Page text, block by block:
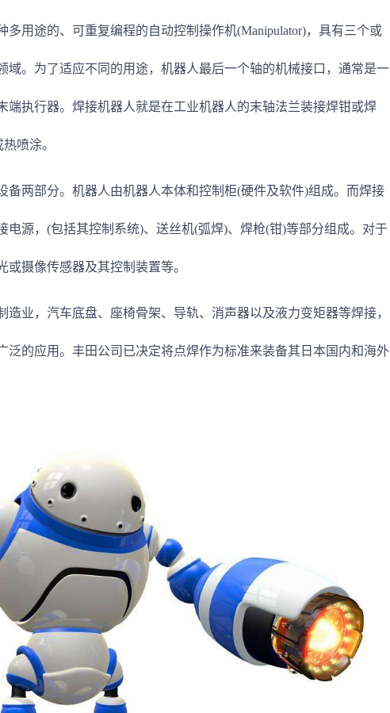
用途的、可重复编程的自动控制操作机(Manipulator)，具有三个或
域。为了适应不同的用途，机器人最后一个轴的机械接口，通常是一
端执行器。焊接机器人就是在工业机器人的末轴法兰装接焊钳或焊
喷涂。
备两部分。机器人由机器人本体和控制柜(硬件及软件)组成。而焊接
电源，(包括其控制系统)、送丝机(弧焊)、焊枪(钳)等部分组成。对于
摄像传感器及其控制装置等。
业，汽车底盘、座椅骨架、导轨、消声器以及液力变矩器等焊接，
泛的应用。丰田公司已决定将点焊作为标准来装备其日本国内和海外